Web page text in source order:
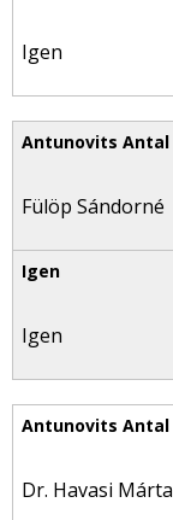
Igen
Fülöp Sándorné
Igen
Dr. Havasi Márta